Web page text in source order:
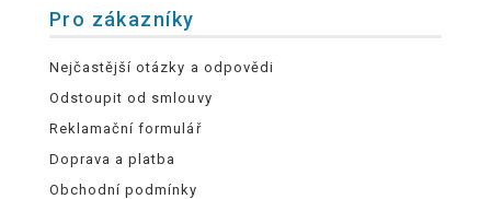
Pro zákazníky
Nejčastější otázky a odpovědi
Odstoupit od smlouvy
Reklamační formulář
Doprava a platba
Obchodní podmínky